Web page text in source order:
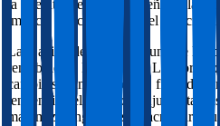
la operativa está bien diseñada, las
impacta directamente en el
La fijación de precios es uno de los
rentabilidad. En Pilar De La
cambia según temporada, fines de
tendencia del mercado. Ajustar
maximizar ingresos sin sacrificar